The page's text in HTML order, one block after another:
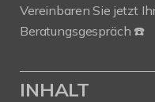
Vereinbaren Sie jetzt
Beratungsgespräch ☎️
INHALT